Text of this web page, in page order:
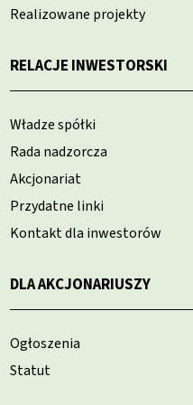
Realizowane projekty
RELACJE INWESTORSKI
Władze spółki
Rada nadzorcza
Akcjonariat
Przydatne linki
Kontakt dla inwestorów
DLA AKCJONARIUSZY
Ogłoszenia
Statut